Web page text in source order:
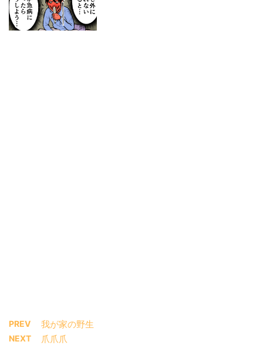
PREV 我が家の野生
NEXT 爪爪爪